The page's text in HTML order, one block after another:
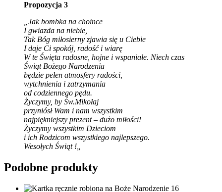
Propozycja 3
„Jak bombka na choince
I gwiazda na niebie,
Tak Bóg miłosierny zjawia się u Ciebie
I daje Ci spokój, radość i wiarę
W te Święta radosne, hojne i wspaniałe. Niech czas
Świąt Bożego Narodzenia
będzie pełen atmosfery radości,
wytchnienia i zatrzymania
od codziennego pędu.
Życzymy, by Św.Mikołaj
przyniósł Wam i nam wszystkim
najpiękniejszy prezent – dużo miłości!
Życzymy wszystkim Dzieciom
i ich Rodzicom wszystkiego najlepszego.
Wesołych Świąt !
Podobne produkty